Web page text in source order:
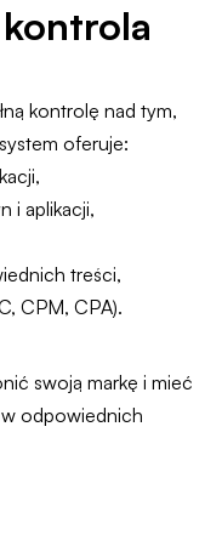
kontrolę nad tym,
oferuje:
i aplikacji,
treści,
CPM, CPA).
swoją markę i mieć
odpowiednich